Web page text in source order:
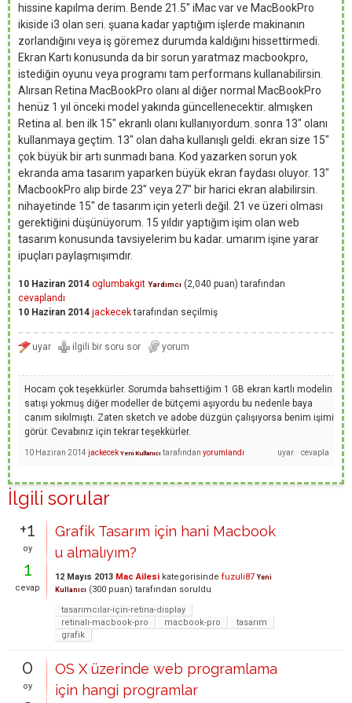
hissine kapılma derim. Bende 21.5" iMac var ve MacBookPro
ikiside i3 olan seri. şuana kadar yaptığım işlerde makinanın
zorlandığını veya iş göremez durumda kaldığını hissettirmedi.
Ekran Kartı konusunda da bir sorun yaratmaz macbookpro,
istediğin oyunu veya programı tam performans kullanabilirsin.
Alırsan Retina MacBookPro olanı al diğer normal MacBookPro
henüz 1 yıl önceki model yakında güncellenecektir. almışken
Retina al. ben ilk 15" ekranlı olanı kullanıyordum. sonra 13" olanı
kullanmaya geçtim. 13" olan daha kullanışlı geldi. ekran size 15"
çok büyük bir artı sunmadı bana. Kod yazarken sorun yok
ekranda ama tasarım yaparken büyük ekran faydası oluyor. 13"
MacbookPro alıp birde 23" veya 27" bir harici ekran alabilirsin.
nihayetinde 15" de tasarım için yeterli değil. 21 ve üzeri olması
gerektiğini düşünüyorum. 15 yıldır yaptığım işim olan web
tasarım konusunda tavsiyelerim bu kadar. umarım işine yarar
ipuçları paylaşmışımdır.
10 Haziran 2014 oglumbakgit Yardımcı (2,040 puan) tarafından
cevaplandı
10 Haziran 2014 jackecektarafından seçilmiş
Hocam çok teşekkürler. Sorumda bahsettiğim 1 GB ekran kartlı modelin
satışı yokmuş diğer modeller de bütçemi aşıyordu bu nedenle baya
canım sıkılmıştı. Zaten sketch ve adobe düzgün çalışıyorsa benim işimi
görür. Cevabınız için tekrar teşekkürler.
10 Haziran 2014 jackecek Yeni Kullanıcı tarafından yorumlandı
İlgili sorular
+1
oy
1
cevap
Grafik Tasarım için hani Macbook
u almalıyım?
12 Mayıs 2013 Mac Ailesi kategorisinde fuzuli87 Yeni
Kullanıcı (300 puan) tarafından soruldu
tasarımcılar-için-retina-display
retinalı-macbook-pro
macbook-pro
tasarım
grafik
0
oy
OS X üzerinde web programlama
için hangi programlar